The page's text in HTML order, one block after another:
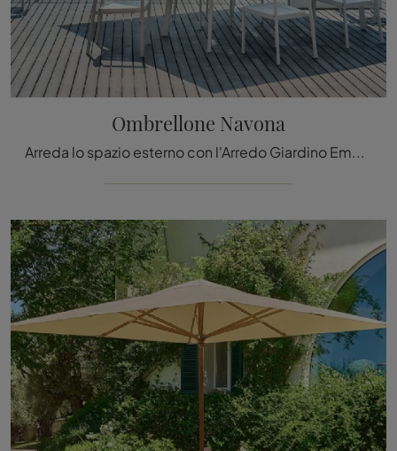
Ombrellone Navona
Arreda lo spazio esterno con l'Arredo Giardino Emu! Set e ombrelloni in metallo, come il modello Ombrellone Navona, ti aspettano!